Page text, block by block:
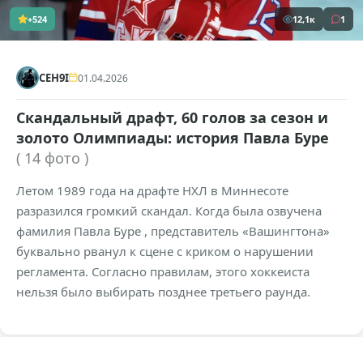
+524 12,1к 1
CEH9I 01.04.2026
Скандальный драфт, 60 голов за сезон и
золото Олимпиады: история Павла Буре
( 14 фото )
Летом 1989 года на драфте НХЛ в Миннесоте
разразился громкий скандал. Когда была озвучена
фамилия Павла Буре , представитель «Вашингтона»
буквально рванул к сцене с криком о нарушении
регламента. Согласно правилам, этого хоккеиста
нельзя было выбирать позднее третьего раунда.